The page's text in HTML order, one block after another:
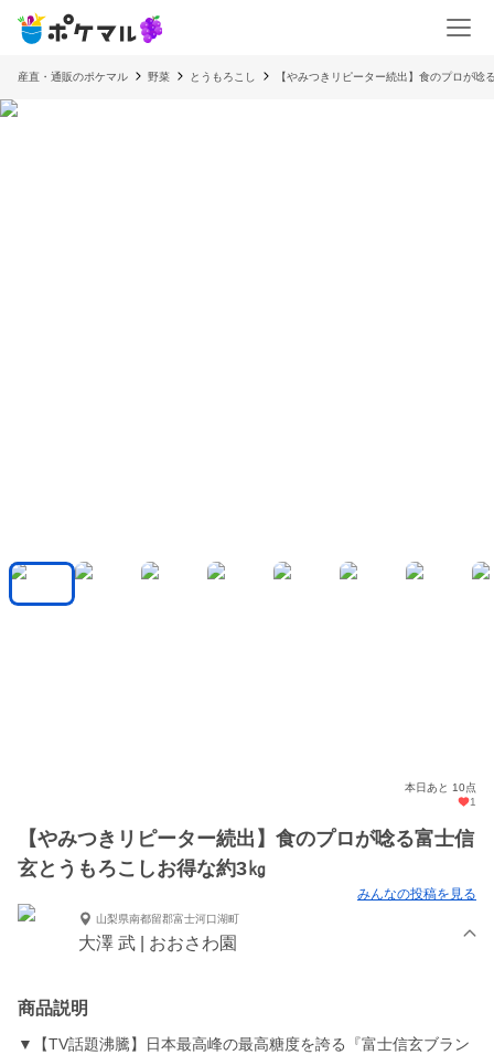
産直・通販のポケマル 野菜 とうもろこし 【やみつきリピーター続出】食のプロが
本日あと 10点
1
【やみつきリピーター続出】食のプロが唸る富士信
玄とうもろこしお得な約3㎏
みんなの投稿を見る
山梨県南都留郡富士河口湖町
大澤 武 | おおさわ園
商品説明
▼【TV話題沸騰】日本最高峰の最高糖度を誇る『富士信玄ブラン